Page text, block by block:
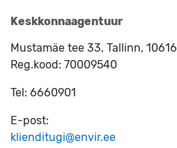
Keskkonnaagentuur
Mustamäe tee 33, Tallinn, 10616
Reg.kood: 70009540
Tel: 6660901
E-post:
klienditugi@envir.ee